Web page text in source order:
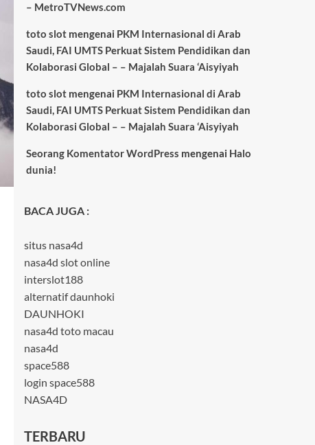
– MetroTVNews.com
toto slotmengenai PKM Internasional di Arab
Saudi, FAI UMTS Perkuat Sistem Pendidikan dan
Kolaborasi Global – – Majalah Suara ‘Aisyiyah
toto slotmengenai PKM Internasional di Arab
Saudi, FAI UMTS Perkuat Sistem Pendidikan dan
Kolaborasi Global – – Majalah Suara ‘Aisyiyah
Seorang Komentator WordPress mengenai Halo
dunia!
BACA JUGA :
situs nasa4d
nasa4d slot online
interslot188
alternatif daunhoki
DAUNHOKI
nasa4d toto macau
nasa4d
space588
login space588
NASA4D
TERBARU